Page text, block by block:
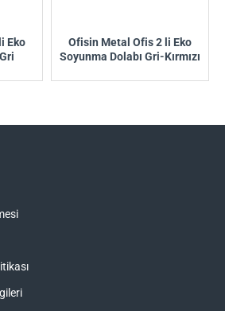
Eko
Ofisin Metal Ofis 2 li Eko
Soyunma Dolabı Gri-Kırmızı